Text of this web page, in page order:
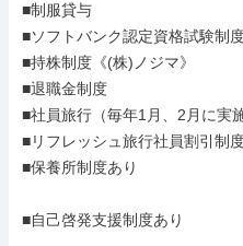
■制服貸与
■ソフトバンク認定資格試験制
■持株制度《(株)ノジマ》
■退職金制度
■社員旅行（毎年1月、2月に実
■リフレッシュ旅行社員割引制
■保養所制度あり
■自己啓発支援制度あり